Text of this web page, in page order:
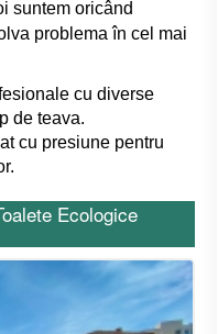
suntem oricând
problema în cel mai
cu diverse
de teava.
cu presiune pentru
Ecologice